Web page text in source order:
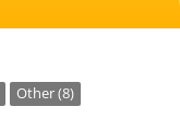
Other (8)